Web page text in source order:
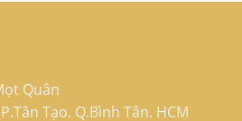
Quân
Tạo. Q.Bình Tân. HCM